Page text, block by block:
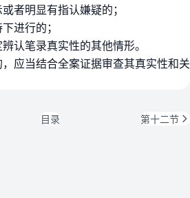
者明显有指认嫌疑的；
进行的；
认笔录真实性的其他情形。
应当结合全案证据审查其真实性和关
目录 第十二节